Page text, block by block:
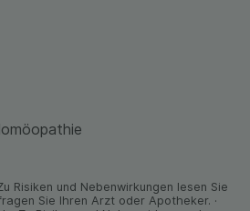
Risiken und Neben­wirkungen lesen Sie
Sie Ihren Arzt oder Apo­theker. ·